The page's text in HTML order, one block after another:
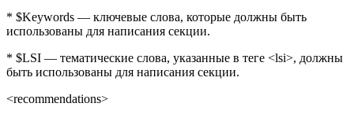
* $Keywords — ключевые слова, которые должны быть
использованы для написания секции.
* $LSI — тематические слова, указанные в теге <lsi>, должны
быть использованы для написания секции.
<recommendations>